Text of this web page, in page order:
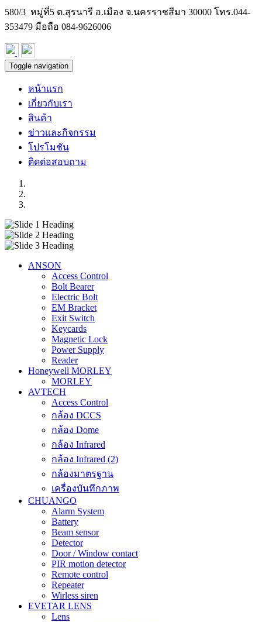
580/3 หมู่ที่5 ต.สุรนารี อ.เมือง จ.นครราชสีมา 30000 โทร.044-
353479 มือถือ 084-9626006
Toggle navigation
หน้าแรก
เกี่ยวกับเรา
สินค้า
ข่าวและกิจกรรม
โปรโมชัน
ติดต่อสอบถาม
ANSON
Access Control
Bolt Bearer
Electric Bolt
EM Bracket
Exit Switch
Keycards
Magnetic Lock
Power Supply
Reader
Honeywell MORLEY
MORLEY
AVTECH
Access Control
กล้อง DCCS
กล้อง Dome
กล้อง Infrared
กล้อง Infrared (2)
กล้องมาตรฐาน
เครื่องบันทึกภาพ
CHUANGO
Alarm System
Battery
Beam sensor
Detector
Door / Window contact
PIR motion detector
Remote control
Repeater
Wirless siren
EVETAR LENS
Lens